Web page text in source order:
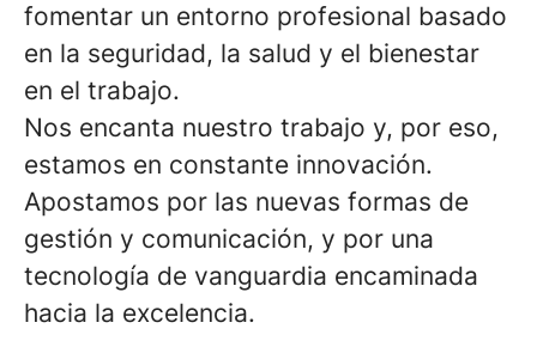
fomentar un entorno profesional basado
en la seguridad, la salud y el bienestar
en el trabajo.
Nos encanta nuestro trabajo y, por eso,
estamos en constante innovación.
Apostamos por las nuevas formas de
gestión y comunicación, y por una
tecnología de vanguardia encaminada
hacia la excelencia.